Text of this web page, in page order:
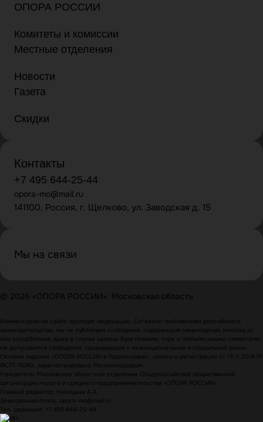
ОПОРА РОССИИ
Комитеты и комиссии
Местные отделения
Новости
Газета
Скидки
Контакты
+7 495 644-25-44
opora-mo@mail.ru
141100, Россия, г. Щелково, ул. Заводская д. 15
Мы на связи
© 2026 «ОПОРА РОССИИ»: Московская область
Комментарии на сайте проходят модерацию. Согласно требованиям российского
законодательства, мы не публикуем сообщения, содержащие нецензурную лексику и/
или оскорбления, даже в случае замены букв точками, тире и любыми иными символами.
Не допускаются сообщения, призывающие к межнациональной и социальной розни.
Сетевое издание «ОПОРА РОССИИ в Подмосковье», запись о регистрации от 19.11.2018 №
ФС77-74363, зарегистрировано Роскомнадзором.
Учредитель: Московское областное отделение Общероссийской общественной
организации малого и среднего предпринимательства «ОПОРА РОССИИ»
Главный редактор: Косицына А.А.
Электронная почта: opora-mo@mail.ru
Тел. редакции: +7 495 644-25-44